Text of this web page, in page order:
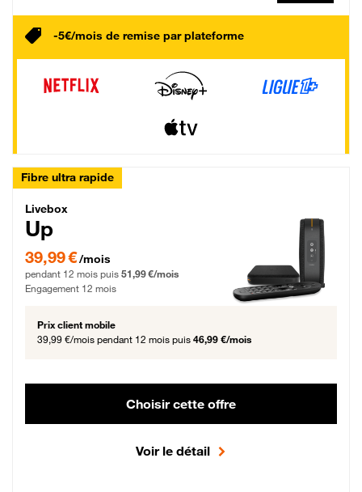
-5€/mois de remise par plateforme
Fibre ultra rapide
Livebox Up Fibre
Livebox
Up
39,99 € par mois pendant 12 mois puis 51,99 € par mois, Engagement 12 mois
39,99 €/mois
pendant 12 mois puis 51,99 €/mois
Engagement 12 mois
Prix client mobile
39,99 €/mois pendant 12 mois puis 46,99 €/mois
Choisir cette offre
Voir le détail